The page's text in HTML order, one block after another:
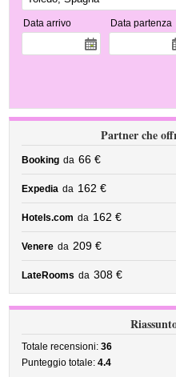
Data arrivo Data partenza
Partner che
Booking da 66 €
Expedia da 162 €
Hotels.com da 162 €
Venere da 209 €
LateRooms da 308 €
Totale recensioni:36
Punteggio totale:4.4